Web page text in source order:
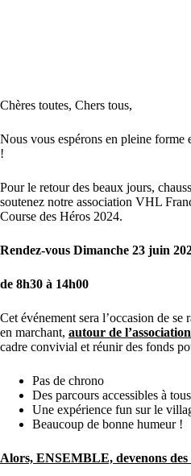
Chères toutes, Chers tous,
Nous vous espérons en pleine forme
!
Pour le retour des beaux jours,
soutenez notre association VHL
Course des Héros 2024.
Rendez-vous Dimanche 23 juin
de 8h30 à 14h00
Cet événement sera l’occasion de se
en marchant, autour de
cadre convivial et réunir des fonds
Pas de chrono
Des parcours accessibles à tous
Une expérience fun sur le
Beaucoup de bonne humeur !
Alors, ENSEMBLE, devenons des